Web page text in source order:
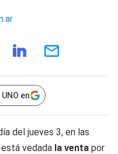
en
del jueves 3, en las
está vedada la venta por